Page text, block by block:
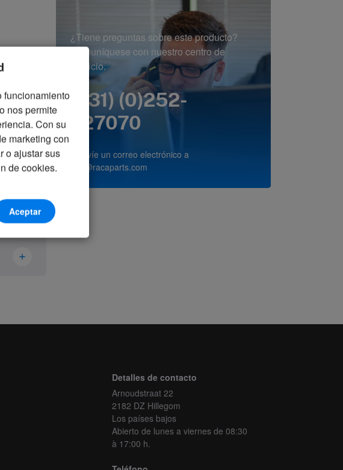
zoom_in
Zoom
¿Tiene preguntas sobre este producto?
Comuníquese con nuestro centro de
servicio.
(+31) (0)252-
227070
o envíe un correo electrónico a
info@racaparts.com
funcionamiento
nos permite
Con su
marketing con
o ajustar sus
de cookies.
Aceptar
Detalles de contacto
Arnoudstraat 22
2182 DZ Hillegom
Los países bajos
Abierto de lunes a viernes de 08:30
à 17:00 h.